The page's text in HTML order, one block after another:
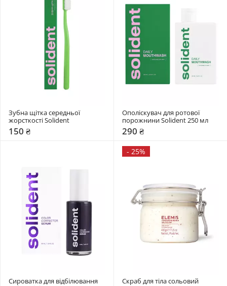
Зубна щітка середньої
150 ₴
Ополіскувач для ротової
290 ₴
Сироватка для відбілювання
- 25%
Скраб для тіла сольовий